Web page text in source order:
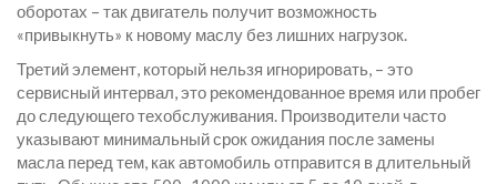
оборотах – так двигатель получит возможность
«привыкнуть» к новому маслу без лишних нагрузок.
Третий элемент, который нельзя игнорировать, – это
сервисный интервал,это рекомендованное время или пробег
до следующего техобслуживания. Производители часто
указывают минимальный срок ожидания после замены
масла перед тем, как автомобиль отправится в длительный